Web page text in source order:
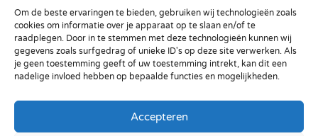
Om de beste ervaringen te bieden, gebruiken wij technologieën zoals
cookies om informatie over je apparaat op te slaan en/of te
raadplegen. Door in te stemmen met deze technologieën kunnen wij
gegevens zoals surfgedrag of unieke ID's op deze site verwerken. Als
je geen toestemming geeft of uw toestemming intrekt, kan dit een
nadelige invloed hebben op bepaalde functies en mogelijkheden.
Accepteren
3861 NB, Nijkerk
Nederland